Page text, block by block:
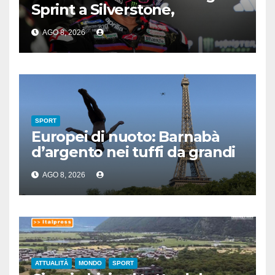
Sprint a Silverstone,
preceduti Ogura e Bezzecchi
AGO 8, 2026
SPORT
Europei di nuoto: Barnabà
d’argento nei tuffi da grandi
altezze
AGO 8, 2026
ATTUALITÀ MONDO SPORT